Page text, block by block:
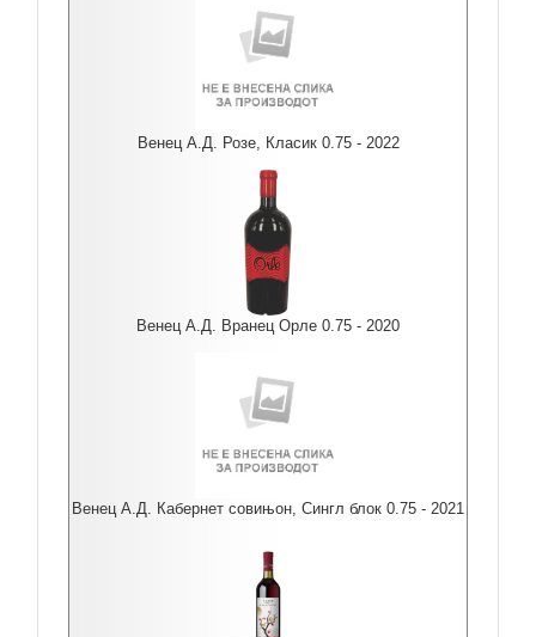
Венец А.Д. Розе, Класик 0.75 - 2022
Венец А.Д. Вранец Орле 0.75 - 2020
Венец А.Д. Кабернет совињон, Сингл блок 0.75 - 2021